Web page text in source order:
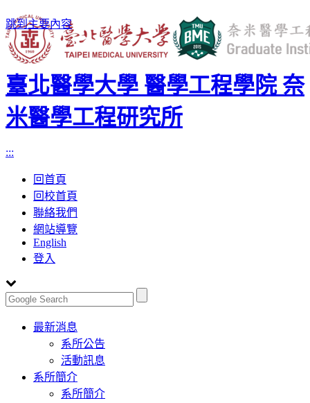
跳到主要內容
臺北醫學大學 醫學工程學院 奈
米醫學工程研究所
:::
回首頁
回校首頁
聯絡我們
網站導覽
English
登入
Toggle
navigation
最新消息
系所公告
活動訊息
系所簡介
系所簡介